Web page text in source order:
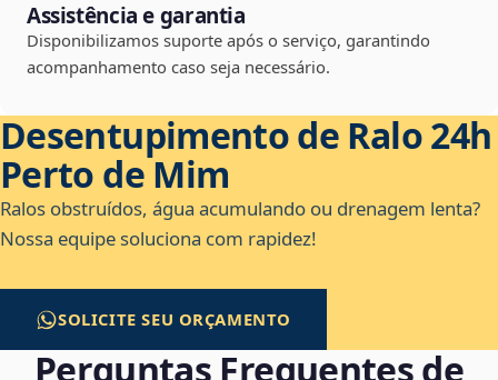
Assistência e garantia
Disponibilizamos suporte após o serviço, garantindo
acompanhamento caso seja necessário.
Desentupimento de Ralo 24h
Perto de Mim
Ralos obstruídos, água acumulando ou drenagem lenta?
Nossa equipe soluciona com rapidez!
SOLICITE SEU ORÇAMENTO
Perguntas Frequentes de